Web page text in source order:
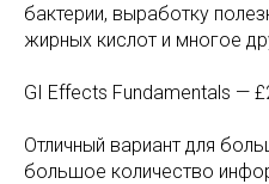
бактерии, выработку
жирных кислот и многое
GI Effects Fundamentals —
Отличный вариант для
большое количество